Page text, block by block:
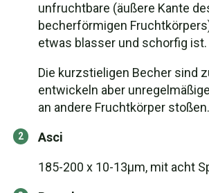
unfruchtbare (äußere Kante
becherförmigen
etwas blasser und schorfig ist.
Die kurzstieligen Becher sind
entwickeln aber
an andere Fruchtkörper stoßen.
Asci
185-200 x 10-13µm, mit acht